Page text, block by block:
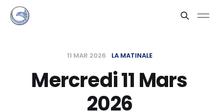
11 MAR 2026 LA MATINALE
Mercredi 11 Mars
2026